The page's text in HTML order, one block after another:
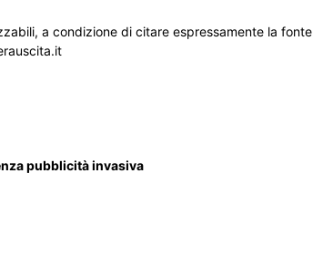
a condizione di citare espressamente la fonte
pubblicità invasiva